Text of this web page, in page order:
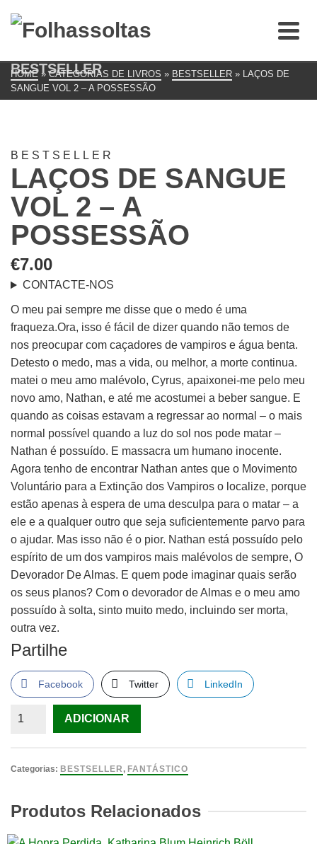
BESTSELLER
HOME » CATEGORIAS DE LIVROS » BESTSELLER » LAÇOS DE
SANGUE VOL 2 – A POSSESSÃO
BESTSELLER
LAÇOS DE SANGUE
VOL 2 – A
POSSESSÃO
€7.00
CONTACTE-NOS
O meu pai sempre me disse que o medo é uma
fraqueza.Ora, isso é fácil de dizer quando não temos de
nos preocupar com caçadores de vampiros e água benta.
Detesto o medo, mas a vida, ou melhor, a morte continua.
matei o meu amo malévolo, Cyrus, apaixonei-me pelo meu
novo amo, Nathan, e até me acostumei a beber sangue. E
quando as coisas estavam a regressar ao normal – o mais
normal possível quando a luz do sol nos pode matar –
Nathan é possuído. E massacra um humano inocente.
Agora tenho de encontrar Nathan antes que o Movimento
Voluntário para a Extinção dos Vampiros o localize, porque
estão apenas à espera de uma desculpa para o matar – a
ele e a qualquer outro que seja suficientemente parvo para
o ajudar. Mas isso não é o pior. Nathan está possuído pelo
espírito de um dos vampiros mais malévolos de sempre, O
Devorador De Almas. E quem pode imaginar quais serão
os seus planos? Com o devorador de Almas e o meu amo
possuído à solta, sinto muito medo, incluindo ser morta,
outra vez.
Partilhe
Facebook Twitter LinkedIn
Quantidade
de
2
-
ADICIONAR
Categorias: BESTSELLER , FANTÁSTICO
Produtos Relacionados